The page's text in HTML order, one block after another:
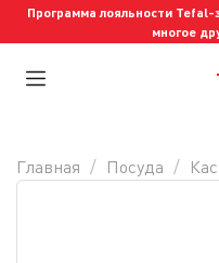
Программа лояльности
многое
Главная Посуда